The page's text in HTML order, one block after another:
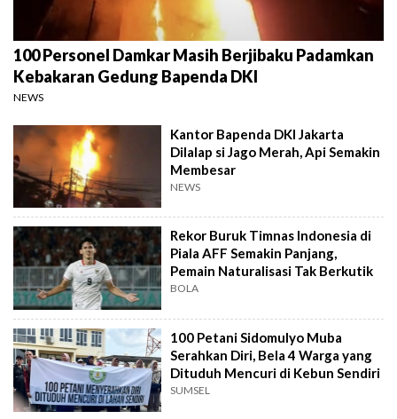
100 Personel Damkar Masih Berjibaku Padamkan
Kebakaran Gedung Bapenda DKI
NEWS
Kantor Bapenda DKI Jakarta
Dilalap si Jago Merah, Api Semakin
Membesar
NEWS
Rekor Buruk Timnas Indonesia di
Piala AFF Semakin Panjang,
Pemain Naturalisasi Tak Berkutik
BOLA
100 Petani Sidomulyo Muba
Serahkan Diri, Bela 4 Warga yang
Dituduh Mencuri di Kebun Sendiri
SUMSEL